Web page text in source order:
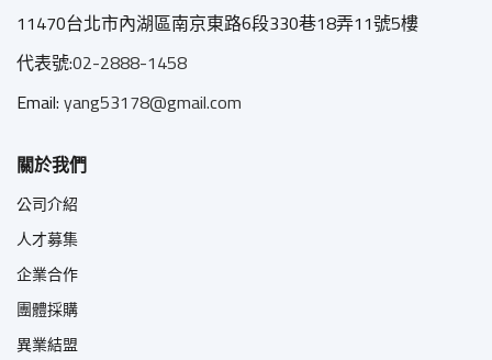
11470台北市內湖區南京東路6段330巷18弄11號5樓
代表號:02-2888-1458
Email:yang53178@gmail.com
關於我們
公司介紹
人才募集
企業合作
團體採購
異業結盟